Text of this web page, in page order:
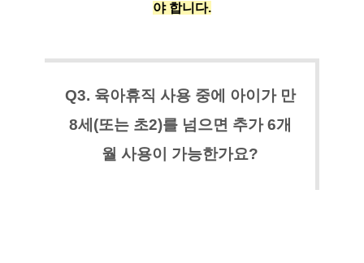
야 합니다.
Q3. 육아휴직 사용 중에 아이가 만
8세(또는 초2)를 넘으면 추가 6개
월 사용이 가능한가요?